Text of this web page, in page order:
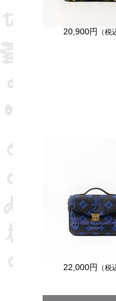
20,900円 （税
22,000円 （税